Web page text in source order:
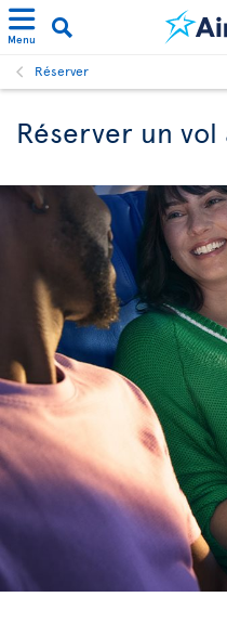
Menu
Réserver
Réserver un vol